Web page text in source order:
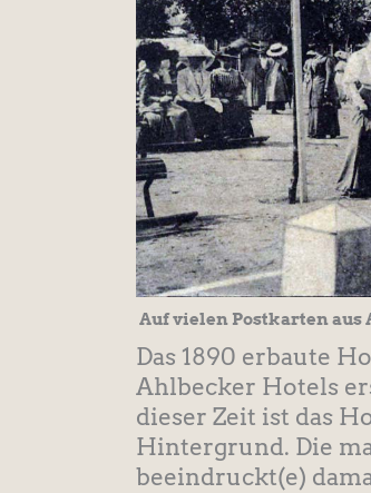
Auf vielen Postkarten aus
Das 1890 erbaute
Ahlbecker Hotels
dieser Zeit ist das
Hintergrund. Die
beeindruckt(e)